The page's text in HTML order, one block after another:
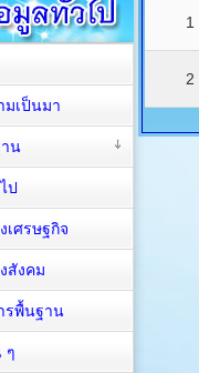
1
2
มเป็นมา
น
ป
เศรษฐกิจ
สังคม
รพื้นฐาน
ๆ